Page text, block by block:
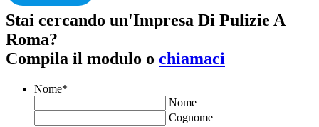
Stai cercando un'Impresa Di Pulizie A
Roma?
Compila il modulo o chiamaci
Nome*
Nome
Cognome